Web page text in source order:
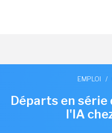
EMPLOI /
Départs en
l'IA